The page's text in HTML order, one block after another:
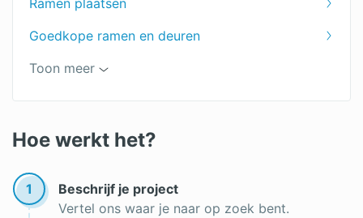
Goedkope ramen en deuren
Ramen op maat
Prijs van ramen berekenen
Soorten ramen
Toon meer
Hoe werkt het?
1
Beschrijf je project
Vertel ons waar je naar op zoek bent.